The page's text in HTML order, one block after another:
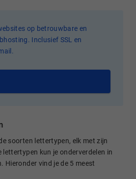
op betrouwbare en
Inclusief SSL en
soorten lettertypen, elk met zijn
lettertypen kun je onderverdelen in
Hieronder vind je de 5 meest